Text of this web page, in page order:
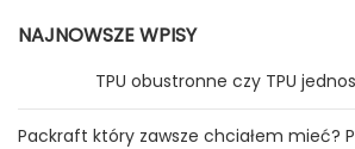
NAJNOWSZE WPISY
TPU obustronne czy TPU
Packraft który zawsze chciałem mieć?